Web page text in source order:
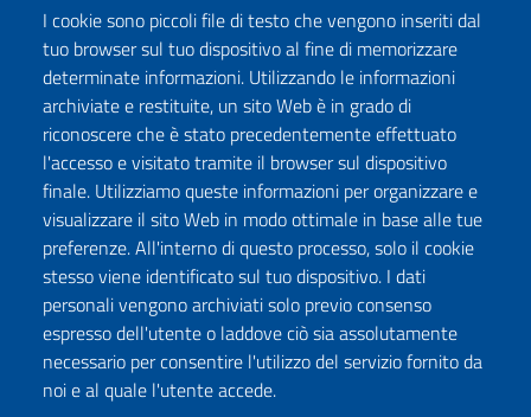
Seguici su:
FacebookTwitter InstagramYoutubeTikTok Podcast
ISCRIVITI ALLA NEWSLETTER
DICHIARAZIONE DI ACCESSIBILITÀ
I cookie sono piccoli file di testo che vengono inseriti dal
tuo browser sul tuo dispositivo al fine di memorizzare
determinate informazioni. Utilizzando le informazioni
archiviate e restituite, un sito Web è in grado di
riconoscere che è stato precedentemente effettuato
l'accesso e visitato tramite il browser sul dispositivo
finale. Utilizziamo queste informazioni per organizzare e
visualizzare il sito Web in modo ottimale in base alle tue
preferenze. All'interno di questo processo, solo il cookie
stesso viene identificato sul tuo dispositivo. I dati
personali vengono archiviati solo previo consenso
espresso dell'utente o laddove ciò sia assolutamente
necessario per consentire l'utilizzo del servizio fornito da
noi e al quale l'utente accede.